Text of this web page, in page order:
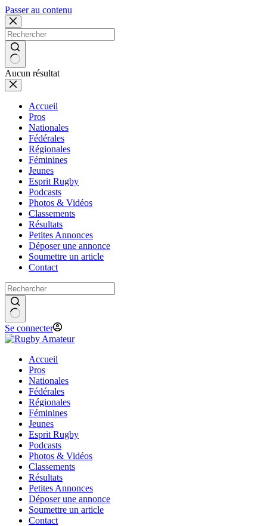
Passer au contenu
Aucun résultat
Accueil
Pros
Nationales
Fédérales
Régionales
Féminines
Jeunes
Esprit Rugby
Podcasts
Photos & Vidéos
Classements
Résultats
Petites Annonces
Déposer une annonce
Soumettre un article
Contact
Se connecter
Accueil
Pros
Nationales
Fédérales
Régionales
Féminines
Jeunes
Esprit Rugby
Podcasts
Photos & Vidéos
Classements
Résultats
Petites Annonces
Déposer une annonce
Soumettre un article
Contact